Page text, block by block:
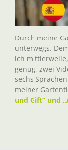
Durch meine
unterwegs.
ich
genug, zwei
sechs
meiner
und Gift“ und